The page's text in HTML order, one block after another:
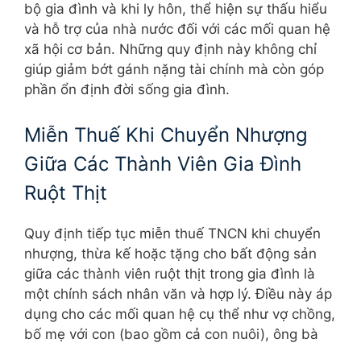
bộ gia đình và khi ly hôn, thể hiện sự thấu hiểu
và hỗ trợ của nhà nước đối với các mối quan hệ
xã hội cơ bản. Những quy định này không chỉ
giúp giảm bớt gánh nặng tài chính mà còn góp
phần ổn định đời sống gia đình.
Miễn Thuế Khi Chuyển Nhượng
Giữa Các Thành Viên Gia Đình
Ruột Thịt
Quy định tiếp tục miễn thuế TNCN khi chuyển
nhượng, thừa kế hoặc tặng cho bất động sản
giữa các thành viên ruột thịt trong gia đình là
một chính sách nhân văn và hợp lý. Điều này áp
dụng cho các mối quan hệ cụ thể như vợ chồng,
bố mẹ với con (bao gồm cả con nuôi), ông bà